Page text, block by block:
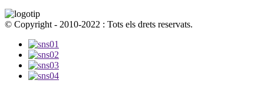
© Copyright - 2010-2022 : Tots els drets reservats.